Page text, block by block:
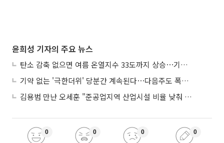
윤희성 기자의 주요 뉴스
탄소 감축 없으면 여름 온열지수 33도까지 상승⋯기상청, 2100년 미래전망
기약 없는 '극한더위' 당분간 계속된다⋯다음주도 폭염·열대야 지속
김용범 만난 오세훈 "준공업지역 산업시설 비율 낮춰 공급 늘려야"
0 0 0 0